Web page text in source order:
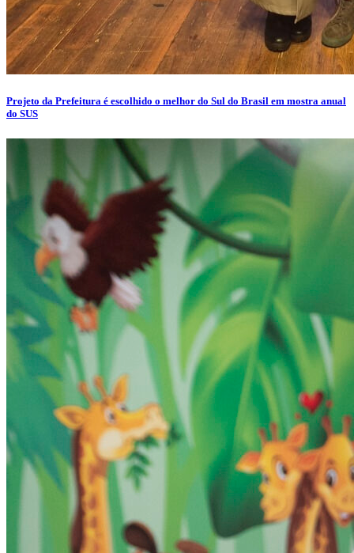
Projeto da Prefeitura é escolhido o melhor do Sul do Brasil em mostra anual
do SUS